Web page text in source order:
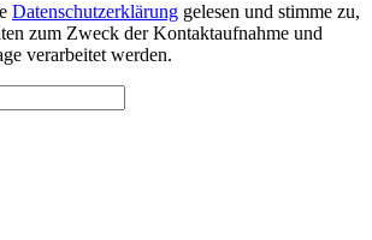
Datenschutzerklärung gelesen und stimme zu,
zum Zweck der Kontaktaufnahme und
verarbeitet werden.